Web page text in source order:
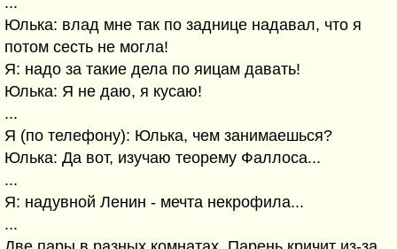
Юлька: влад мне так по заднице надавал, что я
потом сесть не могла!
Я: надо за такие дела по яицам давать!
Юлька: Я не даю, я кусаю!
...
Я (по телефону): Юлька, чем занимаешься?
Юлька: Да вот, изучаю теорему Фаллоса...
...
Я: надувной Ленин - мечта некрофила...
...